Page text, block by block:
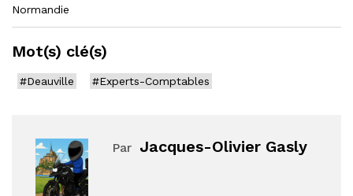
Normandie
Mot(s) clé(s)
#Deauville #Experts-Comptables
Par Jacques-Olivier Gasly